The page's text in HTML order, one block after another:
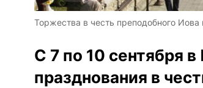
Торжества в честь преподобного Иова
С 7 по 10 сентября
празднования в